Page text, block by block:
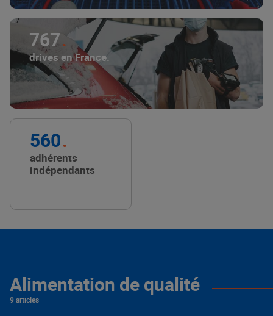
767
drives en France.
560
adhérents
indépendants
Alimentation de qualité
9 articles